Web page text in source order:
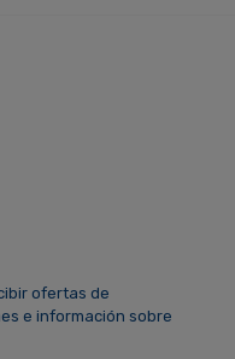
ofertas de
e información sobre